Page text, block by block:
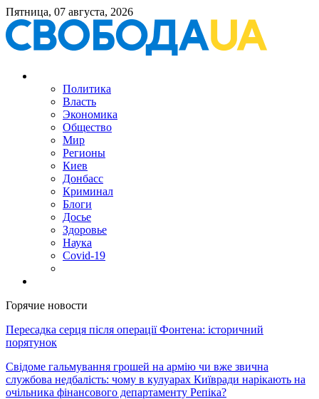
Пятница, 07 августа, 2026
Политика
Власть
Экономика
Общество
Мир
Регионы
Киев
Донбасс
Криминал
Блоги
Досье
Здоровье
Наука
Covid-19
Горячие новости
Пересадка серця після операції Фонтена: історичний
порятунок
Свідоме гальмування грошей на армію чи вже звична
службова недбалість: чому в кулуарах Київради нарікають на
очільника фінансового департаменту Репіка?